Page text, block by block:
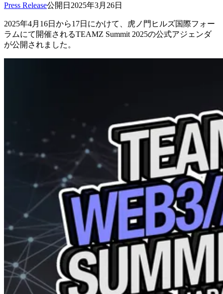
Press Release公開日 2025年3月26日
2025年4月16日から17日にかけて、虎ノ門ヒルズ国際フォー
ラムにて開催されるTEAMZ Summit 2025の公式アジェンダ
が公開されました。